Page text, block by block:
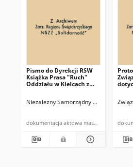
Pismo do Dyrekcji RSW
Książka Prasa "Ruch"
Oddziału w Kielcach z
załodze zakupu
papierosów
Niezależny Samorządny Związek
dokumentacja aktowa maszynopis